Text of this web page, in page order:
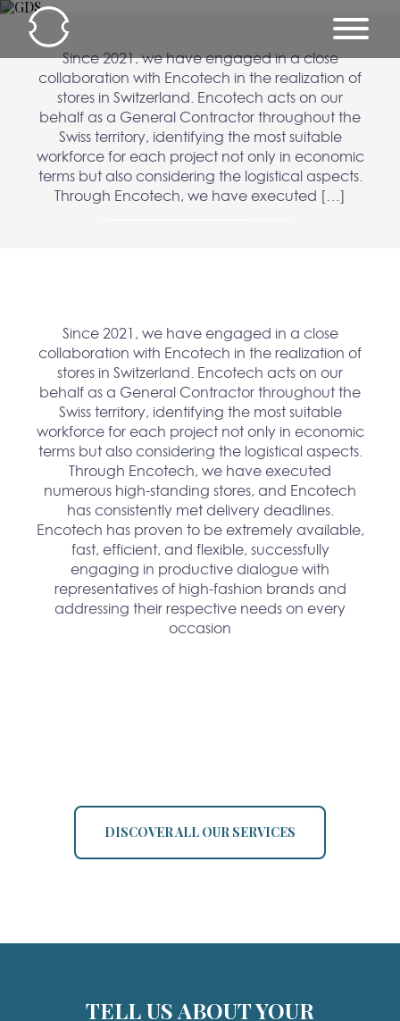
Since 2021, we have engaged in a close
collaboration with Encotech in the realization of
stores in Switzerland. Encotech acts on our
behalf as a General Contractor throughout the
Swiss territory, identifying the most suitable
workforce for each project not only in economic
terms but also considering the logistical aspects.
Through Encotech, we have executed […]
Since 2021, we have engaged in a close
collaboration with Encotech in the realization of
stores in Switzerland. Encotech acts on our
behalf as a General Contractor throughout the
Swiss territory, identifying the most suitable
workforce for each project not only in economic
terms but also considering the logistical aspects.
Through Encotech, we have executed
numerous high-standing stores, and Encotech
has consistently met delivery deadlines.
Encotech has proven to be extremely available,
fast, efficient, and flexible, successfully
engaging in productive dialogue with
representatives of high-fashion brands and
addressing their respective needs on every
occasion
DISCOVER ALL OUR SERVICES
TELL US ABOUT YOUR